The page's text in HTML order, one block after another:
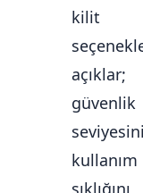
kilit
açıklar;
güvenlik
kullanım
sıklığını